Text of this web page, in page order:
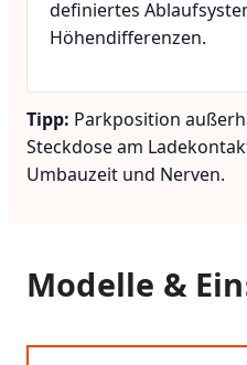
definiertes
Höhendifferenzen.
Tipp: Parkposition
Steckdose am
Umbauzeit und Nerven.
Modelle &